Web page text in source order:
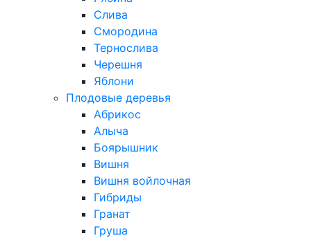
Слива
Смородина
Тернослива
Черешня
Яблони
Плодовые деревья
Абрикос
Алыча
Боярышник
Вишня
Вишня войлочная
Гибриды
Гранат
Груша